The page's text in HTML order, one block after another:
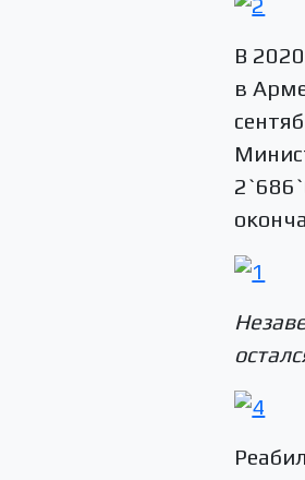
В
в